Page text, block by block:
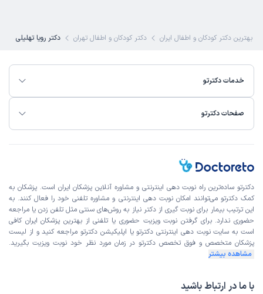
بهترین دکتر کودکان و اطفال ایران دکتر کودکان و اطفال تهران دکتر رویا تهلیلی
خدمات دکترتو
صفحات دکترتو
دکترتو ساده‌ترین راه نوبت‌ دهی اینترنتی و مشاوره آنلاین پزشکان ایران است. پزشکان به
کمک دکترتو می‌توانند امکان نوبت دهی اینترنتی و مشاوره تلفنی خود را فعال کنند. به
این ترتیب بیمار برای نوبت گیری از دکتر نیاز به روش‌های سنتی مثل تلفن زدن یا مراجعه
حضوری ندارد. برای گرفتن نوبت ویزیت حضوری یا تلفنی از بهترین پزشکان ایران کافی
است به سایت نوبت دهی اینترنتی دکترتو یا اپلیکیشن دکترتو مراجعه کنید و از لیست
پزشکان متخصص و فوق تخصص دکترتو در زمان مورد نظر خود نوبت ویزیت بگیرید.
مشاهده بیشتر
با ما در ارتباط باشید